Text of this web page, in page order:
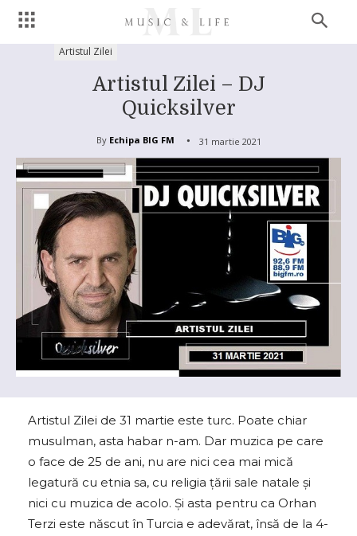
Artistul Zilei
Artistul Zilei – DJ
Quicksilver
By Echipa BIG FM 31 martie 2021
Artistul Zilei de 31 martie este turc. Poate chiar
musulman, asta habar n-am. Dar muzica pe care
o face de 25 de ani, nu are nici cea mai mică
legatură cu etnia sa, cu religia țării sale natale și
nici cu muzica de acolo. Și asta pentru ca Orhan
Terzi este născut în Turcia e adevărat, însă de la 4-